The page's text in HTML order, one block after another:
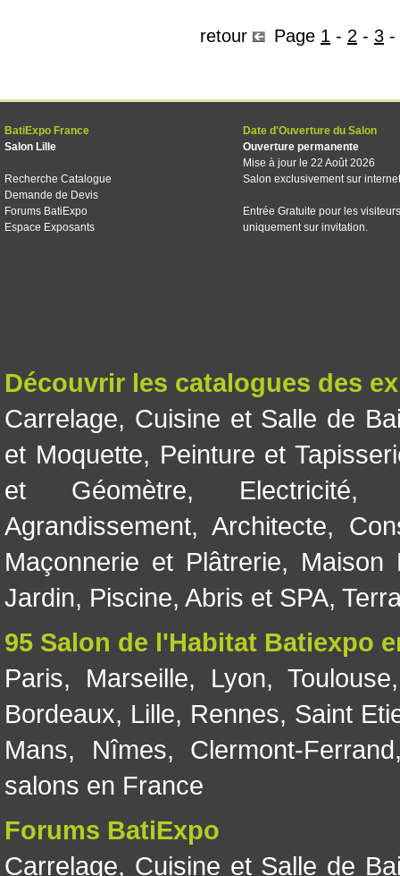
retour Page 1 - 2 - 3 -
BatiExpo France
Salon Lille
Recherche Catalogue
Demande de Devis
Forums BatiExpo
Espace Exposants
Date d'Ouverture du Salon
Ouverture permanente
Mise à jour le 22 Août 2026
Salon exclusivement sur internet
Entrée Gratuite pour les visiteurs
uniquement sur invitation.
Découvrir les catalogues des
Carrelage, Cuisine et Salle de
et Moquette, Peinture et
et Géomètre, Electricité
Agrandissement, Architecte,
Maçonnerie et Plâtrerie, Maison
Jardin, Piscine, Abris et SPA,
95 Salon de l'Habitat Batiexpo
Paris, Marseille, Lyon, Toulouse
Bordeaux, Lille, Rennes, Saint
Mans, Nîmes, Clermont-Ferrand
salons en France
Forums BatiExpo
Carrelage, Cuisine et Salle de